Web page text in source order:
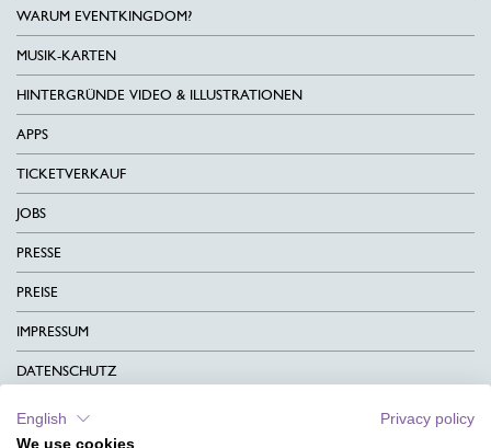
WARUM EVENTKINGDOM?
MUSIK-KARTEN
HINTERGRÜNDE VIDEO & ILLUSTRATIONEN
APPS
TICKETVERKAUF
JOBS
PRESSE
PREISE
IMPRESSUM
DATENSCHUTZ
KONTAKT
English
Privacy policy
We use cookies